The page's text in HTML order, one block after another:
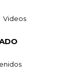
Videos